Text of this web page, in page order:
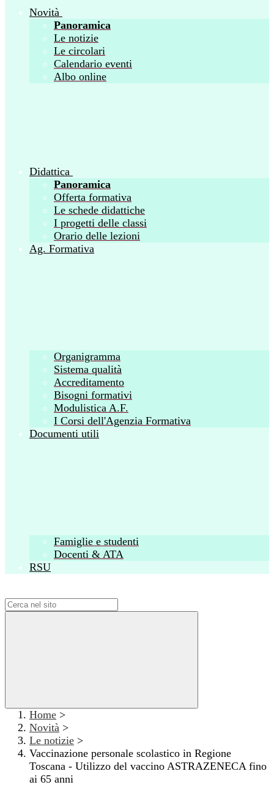
Novità
Panoramica
Le notizie
Le circolari
Calendario eventi
Albo online
Didattica
Panoramica
Offerta formativa
Le schede didattiche
I progetti delle classi
Orario delle lezioni
Ag. Formativa
Organigramma
Sistema qualità
Accreditamento
Bisogni formativi
Modulistica A.F.
I Corsi dell'Agenzia Formativa
Documenti utili
Famiglie e studenti
Docenti & ATA
RSU
Home >
Novità >
Le notizie >
Vaccinazione personale scolastico in Regione
Toscana - Utilizzo del vaccino ASTRAZENECA fino
ai 65 anni